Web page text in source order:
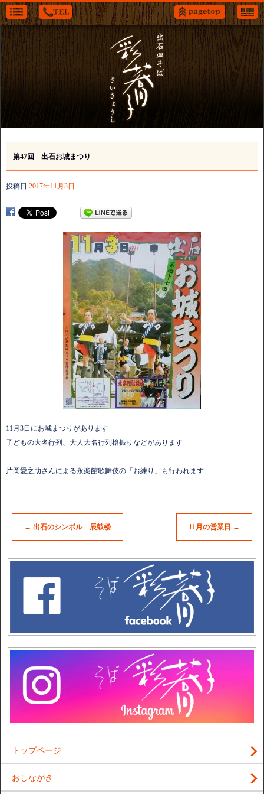
第47回 出石お城まつり
投稿日 2017年11月3日
11月3日にお城まつりがあります
子どもの大名行列、大人大名行列槍振りなどがあります
片岡愛之助さんによる永楽館歌舞伎の「お練り」も行われます
← 出石のシンボル 辰鼓楼 11月の営業日 →
トップページ
おしながき